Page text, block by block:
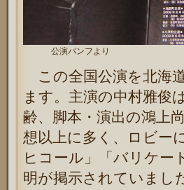
公演パンフより
この全国公演を北海
ます。主演の中村雅俊
齢、脚本・演出の鴻上
想以上に多く、ロビー
ヒコール」「バリケー
明が掲示されていまし